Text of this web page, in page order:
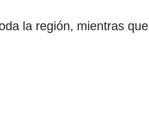
la región, mientras